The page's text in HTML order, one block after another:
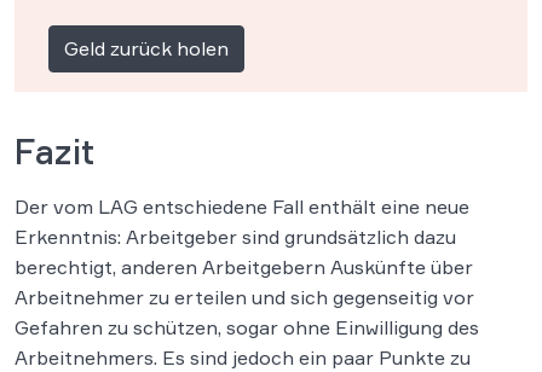
Geld zurück holen
Fazit
Der vom LAG entschiedene Fall enthält eine neue
Erkenntnis: Arbeitgeber sind grundsätzlich dazu
berechtigt, anderen Arbeitgebern Auskünfte über
Arbeitnehmer zu erteilen und sich gegenseitig vor
Gefahren zu schützen, sogar ohne Einwilligung des
Arbeitnehmers. Es sind jedoch ein paar Punkte zu